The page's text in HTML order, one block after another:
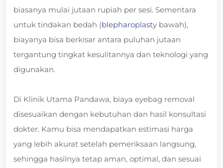
biasanya mulai jutaan rupiah per sesi. Sementara
untuk tindakan bedah (blepharoplasty bawah),
biayanya bisa berkisar antara puluhan jutaan
tergantung tingkat kesulitannya dan teknologi yang
digunakan.
Di Klinik Utama Pandawa, biaya eyebag removal
disesuaikan dengan kebutuhan dan hasil konsultasi
dokter. Kamu bisa mendapatkan estimasi harga
yang lebih akurat setelah pemeriksaan langsung,
sehingga hasilnya tetap aman, optimal, dan sesuai